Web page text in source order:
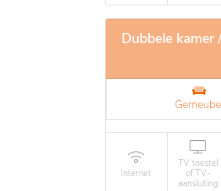
Dubbele kamer
Internet
TV toestel
of TV-
aansluiting